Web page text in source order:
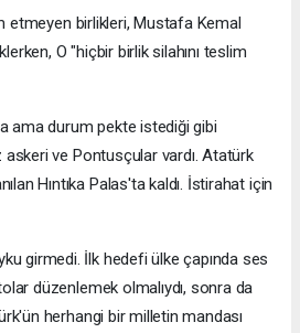
etmeyen birlikleri, Mustafa Kemal
O "hiçbir birlik silahını teslim
ama durum pekte istediği gibi
ve Pontusçular vardı. Atatürk
Hıntıka Palas'ta kaldı. İstirahat için
girmedi. İlk hedefi ülke çapında ses
düzenlemek olmalıydı, sonra da
herhangi bir milletin mandası